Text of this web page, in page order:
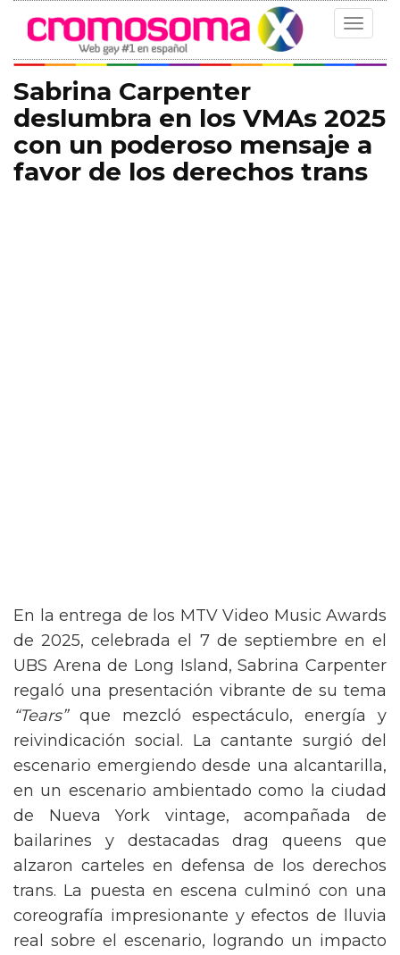
Toggle
Sabrina Carpenter
deslumbra en los VMAs 2025
con un poderoso mensaje a
favor de los derechos trans
En la entrega de los MTV Video Music Awards
de 2025, celebrada el 7 de septiembre en el
UBS Arena de Long Island, Sabrina Carpenter
regaló una presentación vibrante de su tema
“Tears”que mezcló espectáculo, energía y
reivindicación social. La cantante surgió del
escenario emergiendo desde una alcantarilla,
en un escenario ambientado como la ciudad
de Nueva York vintage, acompañada de
bailarines y destacadas drag queens que
alzaron carteles en defensa de los derechos
trans. La puesta en escena culminó con una
coreografía impresionante y efectos de lluvia
real sobre el escenario, logrando un impacto